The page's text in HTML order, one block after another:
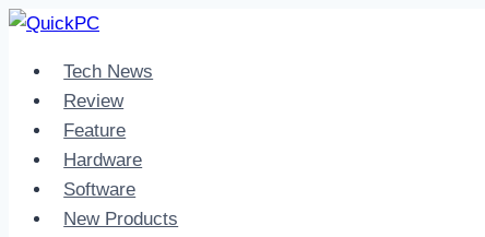
Skip
contentTech News
Review
Feature
Hardware
Software
New Products